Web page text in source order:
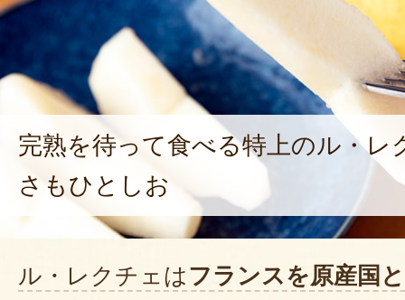
ただ一つ カビてたらしく差し
しをさくじつうけました。
すこし残念でした
2023年12月
数回今年は購入いたしました。
親戚も喜んでいただいてます
2023年12月
完熟を待って食べる特上のル・レ
さもひとしお
ル・レクチェはフランスを原産国